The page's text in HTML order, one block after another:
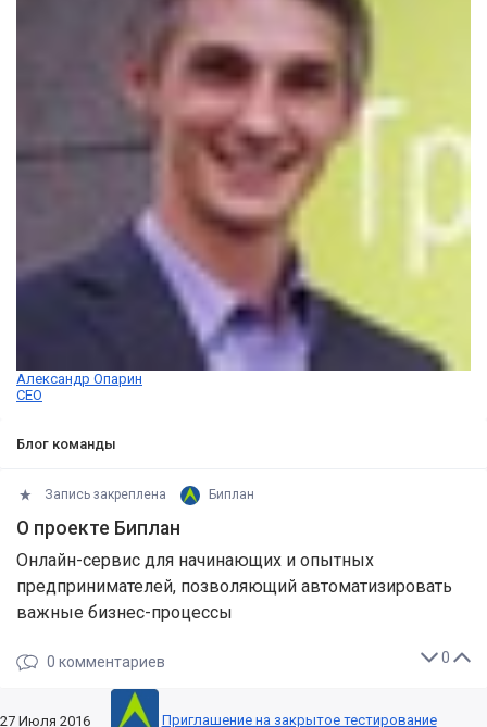
Александр Опарин
CEO
Блог команды
Запись закреплена Биплан
О проекте Биплан
Онлайн-сервис для начинающих и опытных
предпринимателей, позволяющий автоматизировать
важные бизнес-процессы
0
0 комментариев
27 Июля 2016
Приглашение на закрытое тестирование